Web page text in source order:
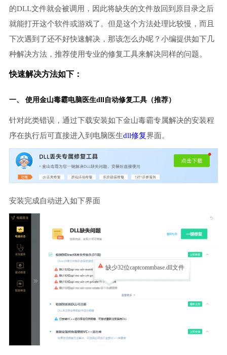
的DLL文件就会被调用，因此将缺失的文件放回到原目录之后
就能打开这个软件或游戏了。但是这个方法处理比较慢，而且
下次遇到了还不好快速解决，那该怎么办呢？小编提供如下几
种解决方法，推荐使用专业的修复工具来解决同样的问题。
快速解决方法如下：
一、 使用金山毒霸电脑医生dll自动修复工具（推荐）
针对此类错误，通过下载安装如下金山毒霸专属解决的安装程
序在执行后可直接进入到电脑医生dll修复界面。
安装完成自动进入如下界面
缺少32位captcommbase.dll文件